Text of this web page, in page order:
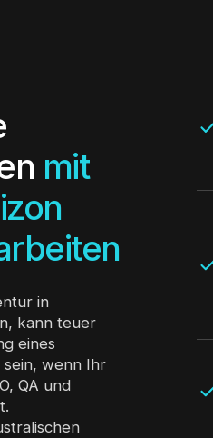
mit
in
kann teuer
eines
wenn Ihr
QA und